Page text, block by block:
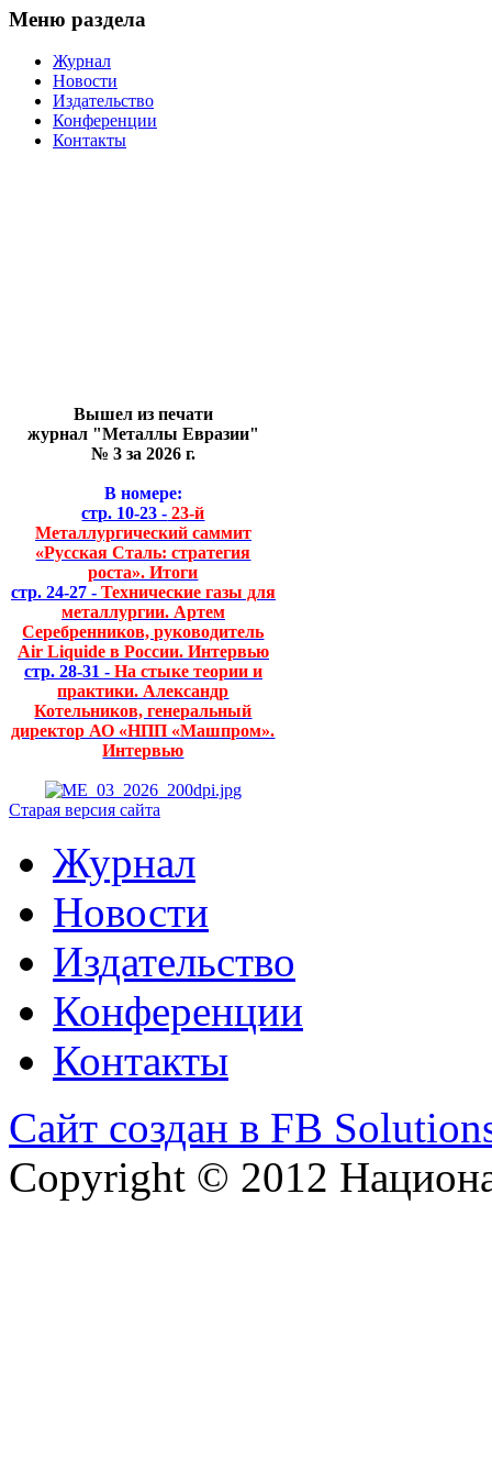
Меню раздела
Журнал
Новости
Издательство
Конференции
Контакты
Вышел из печати
журнал "Металлы Евразии"
№ 3 за 2026 г.
В номере:
стр. 10-23 - 23-й
Металлургический саммит
«Русская Сталь: стратегия
роста». Итоги
стр. 24-27 - Технические газы для
металлургии. Артем
Серебренников, руководитель
Air Liquide в России. Интервью
стр. 28-31 - На стыке теории и
практики. Александр
Котельников, генеральный
директор АО «НПП «Машпром».
Интервью
Старая версия сайта
Журнал
Новости
Издательство
Конференции
Контакты
Сайт создан в FB
Copyright © 2012